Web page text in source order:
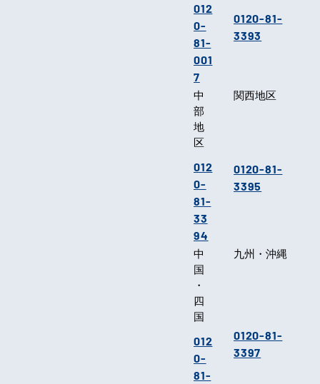
012
0-
81-
001
7
0120-81-
3393
中
部
地
区
012
0-
81-
33
94
関西地区
0120-81-
3395
中
国
・
四
国
012
0-
81-
九州・沖縄
0120-81-
3397